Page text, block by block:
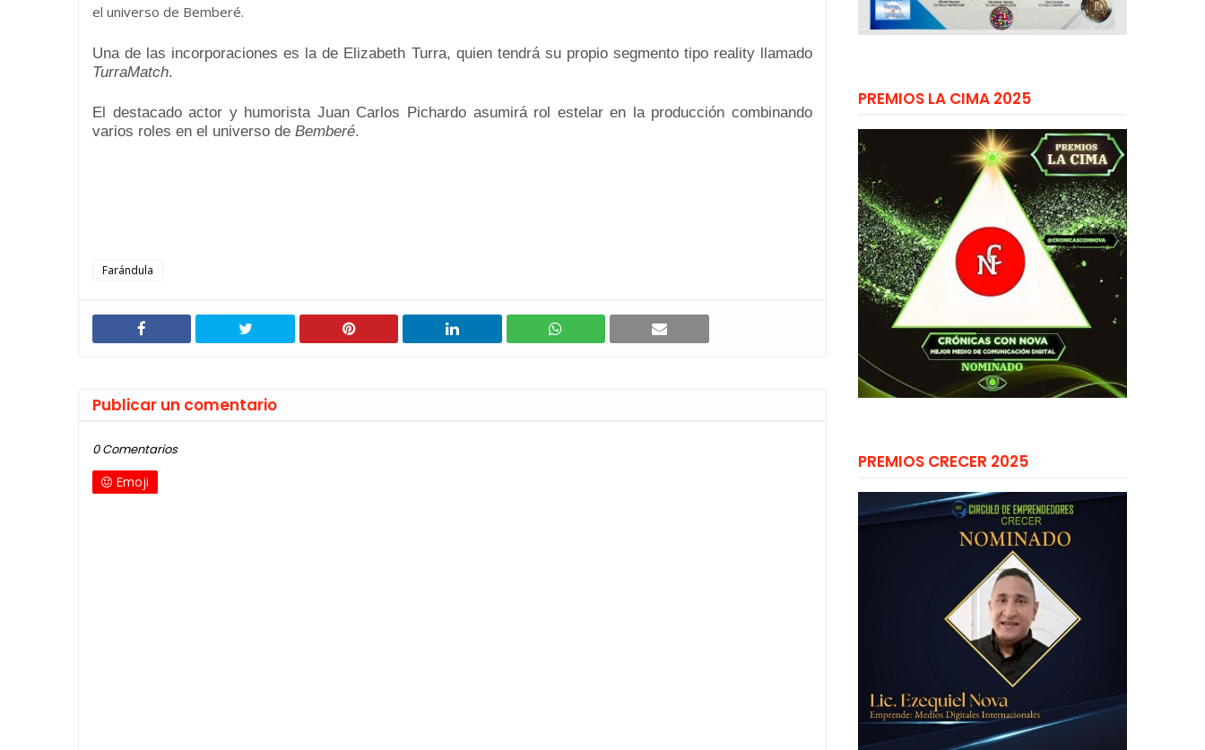
el universo de Bemberé.
Una de las incorporaciones es la de Elizabeth Turra, quien tendrá su propio segmento tipo reality llamado
TurraMatch.
El destacado actor y humorista Juan Carlos Pichardo asumirá rol estelar en la producción combinando
varios roles en el universo de Bemberé.
Farándula
Publicar un comentario
0 Comentarios
Emoji
PREMIOS LA CIMA 2025
PREMIOS CRECER 2025